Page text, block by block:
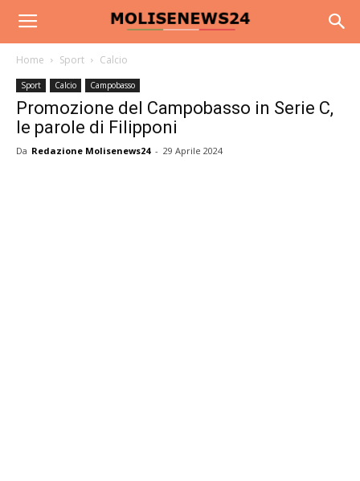
Home Sport Calcio
Sport Calcio Campobasso
Promozione del Campobasso in Serie C,
le parole di Filipponi
Da Redazione Molisenews24 - 29 Aprile 2024